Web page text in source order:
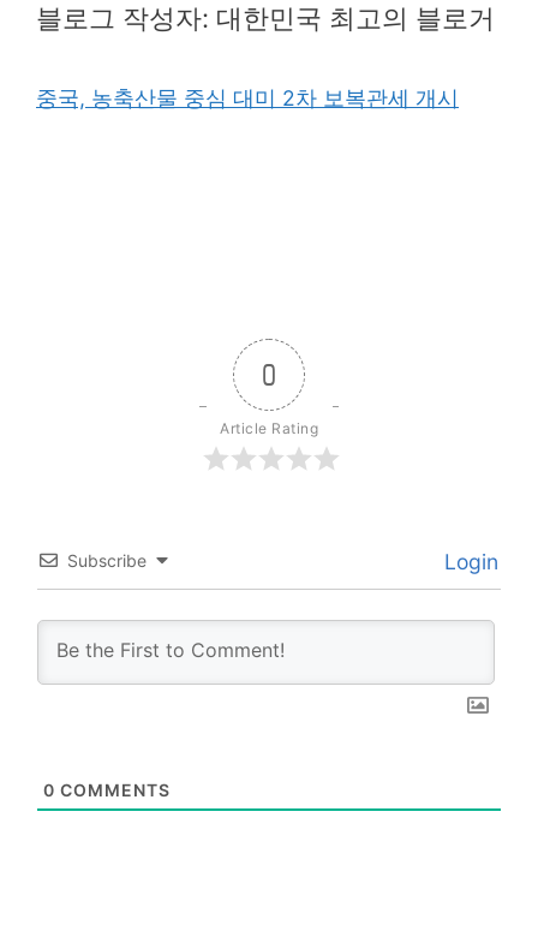
블로그 작성자: 대한민국 최고의 블로거
중국, 농축산물 중심 대미 2차 보복관세 개시
0
Article Rating
Subscribe Login
0 COMMENTS